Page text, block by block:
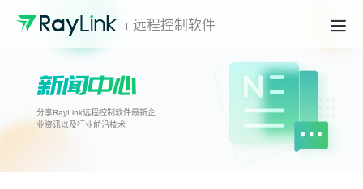
远程控制软件
分享RayLink远程控制软件最新企
业资讯以及行业前沿技术